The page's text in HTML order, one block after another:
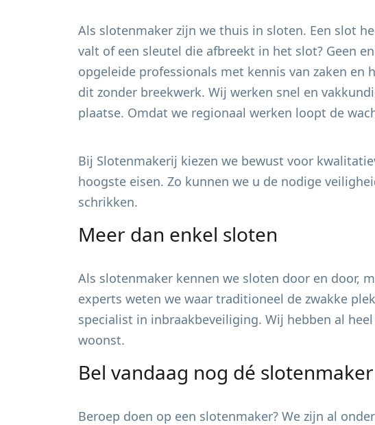
Als slotenmaker zijn we thuis in sloten. Een slot
valt of een sleutel die afbreekt in het slot? Geen
opgeleide professionals met kennis van zaken
dit zonder breekwerk. Wij werken snel en
plaatse. Omdat we regionaal werken loopt de
Bij Slotenmakerij kiezen we bewust voor
hoogste eisen. Zo kunnen we u de nodige
schrikken.
Meer dan enkel sloten
Als slotenmaker kennen we sloten door en door,
experts weten we waar traditioneel de zwakke
specialist in inbraakbeveiliging. Wij hebben al
woonst.
Bel vandaag nog dé
Beroep doen op een slotenmaker? We zijn al